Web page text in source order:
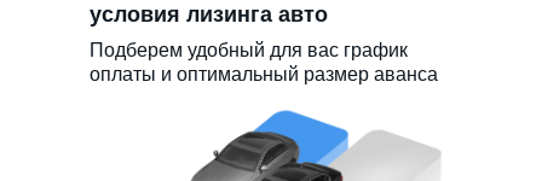
условия лизинга авто
Подберем удобный для вас график
оплаты и оптимальный размер аванса